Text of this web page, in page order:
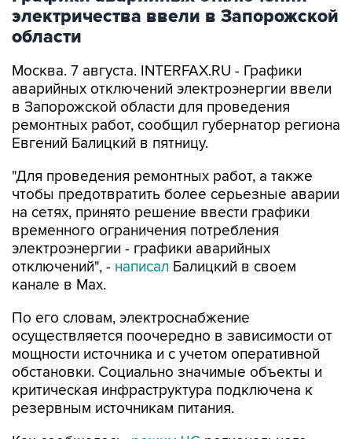
электричества ввели в Запорожской
области
Москва. 7 августа. INTERFAX.RU - Графики
аварийных отключений электроэнергии ввели
в Запорожской области для проведения
ремонтных работ, сообщил губернатор региона
Евгений Балицкий в пятницу.
"Для проведения ремонтных работ, а также
чтобы предотвратить более серьезные аварии
на сетях, принято решение ввести графики
временного ограничения потребления
электроэнергии - графики аварийных
отключений", - написал Балицкий в своем
канале в Max.
По его словам, электроснабжение
осуществляется поочередно в зависимости от
мощности источника и с учетом оперативной
обстановки. Социально значимые объекты и
критическая инфраструктура подключена к
резервным источникам питания.